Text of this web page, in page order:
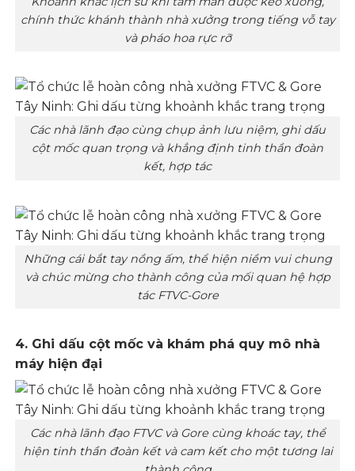
chính thức khánh thành nhà xưởng trong tiếng vỗ tay
và pháo hoa rực rỡ
Các nhà lãnh đạo cùng chụp ảnh lưu niệm, ghi dấu
cột mốc quan trọng và khẳng định tinh thần đoàn
kết, hợp tác
Những cái bắt tay nồng ấm, thể hiện niềm vui chung
và chúc mừng cho thành công của mối quan hệ hợp
tác FTVC-Gore
4. Ghi dấu cột mốc và khám phá quy mô nhà
máy hiện đại
Các nhà lãnh đạo FTVC và Gore cùng khoác tay, thể
hiện tinh thần đoàn kết và cam kết cho một tương lai